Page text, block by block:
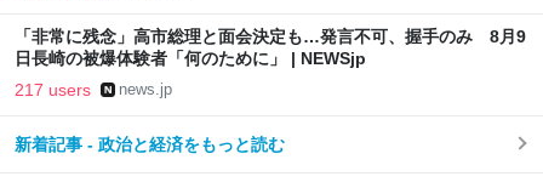
「非常に残念」高市総理と面会決定も…発言不可、握手のみ 8月9
日長崎の被爆体験者「何のために」 | NEWSjp
217 users news.jp
新着記事 - 政治と経済をもっと読む